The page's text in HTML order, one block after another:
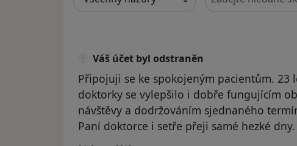
Váš účet byl odstraněn
Připojuji se ke spokojeným pacientům. 23
doktorky se vylepšilo i dobře fungujícím
návštěvy a dodržováním sjednaného
Paní doktorce i setře přeji samé hezké dny.